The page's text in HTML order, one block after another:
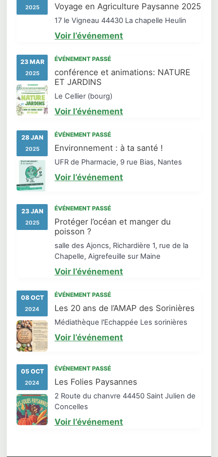
2025 Voyage en Agriculture Paysanne 2025
17 le Vigneau 44430 La chapelle Heulin
Voir l’événement
23 MAR
2025
ÉVÉNEMENT PASSÉ
conférence et animations: NATURE
ET JARDINS
Le Cellier (bourg)
Voir l’événement
28 JAN
2025
ÉVÉNEMENT PASSÉ
Environnement : à ta santé !
UFR de Pharmacie, 9 rue Bias, Nantes
Voir l’événement
23 JAN
2025
ÉVÉNEMENT PASSÉ
Protéger l’océan et manger du
poisson ?
salle des Ajoncs, Richardière 1, rue de la
Chapelle, Aigrefeuille sur Maine
Voir l’événement
08 OCT
2024
ÉVÉNEMENT PASSÉ
Les 20 ans de l’AMAP des Sorinières
Médiathèque l'Echappée Les sorinières
Voir l’événement
05 OCT
2024
ÉVÉNEMENT PASSÉ
Les Folies Paysannes
2 Route du chanvre 44450 Saint Julien de
Concelles
Voir l’événement